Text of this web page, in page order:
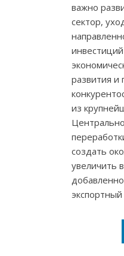
важно
сектор,
развития
из
создать
увеличить
экспортный